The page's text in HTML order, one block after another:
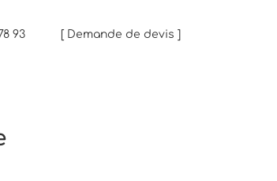
93 [ Demande de devis ]